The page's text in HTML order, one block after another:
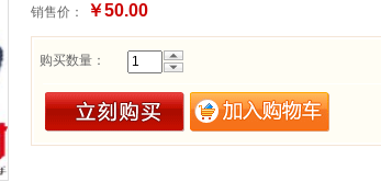
销售价： ￥50.00
购买数量：